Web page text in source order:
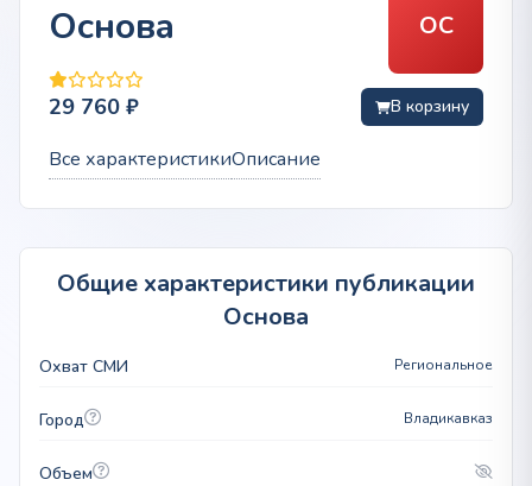
ОС
Основа
29 760 ₽ В корзину
Все характеристикиОписание
Общие характеристики публикации
Основа
Охват СМИ Региональное
Город Владикавказ
Объем